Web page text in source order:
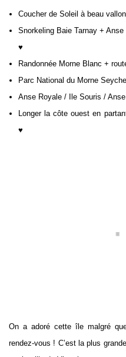
Coucher de Soleil à beau vallon
Snorkeling Baie Tarnay + Anse
♥
Randonnée Morne Blanc +
Parc National du Morne
Anse Royale / Ile Souris /
Longer la côte ouest en
♥
On a adoré cette île malgré
rendez-vous ! C’est la plus